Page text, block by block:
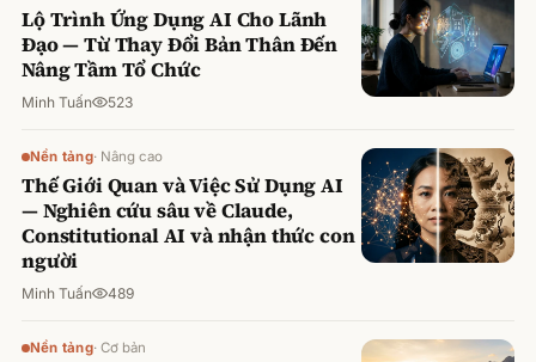
Lộ Trình Ứng Dụng AI Cho Lãnh
Đạo — Từ Thay Đổi Bản Thân Đến
Nâng Tầm Tổ Chức
Minh Tuấn 523
Nền tảng· Nâng cao
Thế Giới Quan và Việc Sử Dụng AI
— Nghiên cứu sâu về Claude,
Constitutional AI và nhận thức con
người
Minh Tuấn 489
Nền tảng· Cơ bản